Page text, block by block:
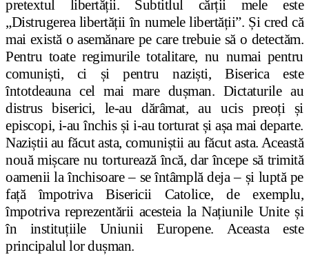
pretextul libertății. Subtitlul cărții mele este
„Distrugerea libertății în numele libertății”. Și cred că
mai există o asemănare pe care trebuie să o detectăm.
Pentru toate regimurile totalitare, nu numai pentru
comuniști, ci și pentru naziști, Biserica este
întotdeauna cel mai mare dușman. Dictaturile au
distrus biserici, le-au dărâmat, au ucis preoți și
episcopi, i-au închis și i-au torturat și așa mai departe.
Naziștii au făcut asta, comuniștii au făcut asta. Această
nouă mișcare nu torturează încă, dar începe să trimită
oamenii la închisoare – se întâmplă deja – și luptă pe
față împotriva Bisericii Catolice, de exemplu,
împotriva reprezentării acesteia la Națiunile Unite și
în instituțiile Uniunii Europene. Aceasta este
principalul lor dușman.